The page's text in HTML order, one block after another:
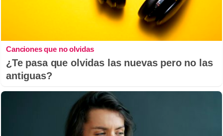
Canciones que no olvidas
¿Te pasa que olvidas las nuevas pero no las
antiguas?